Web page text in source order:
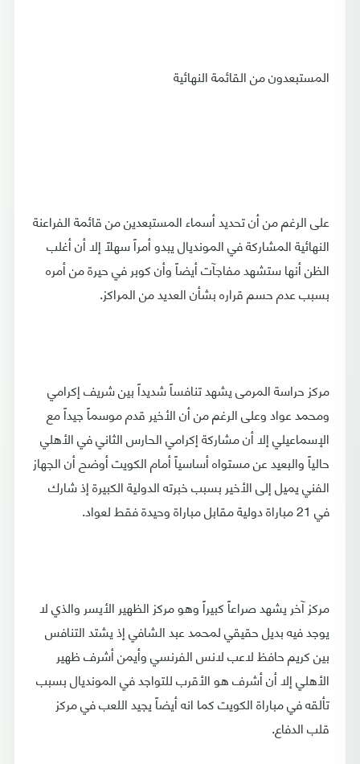
المستبعدون من القائمة النهائية
على الرغم من أن تحديد أسماء المستبعدين من قائمة الفراعنة
النهائية المشاركة في المونديال يبدو أمراً سهلاً إلا أن أغلب
الظن أنها ستشهد مفاجآت أيضاً وأن كوبر في حيرة من أمره
بسبب عدم حسم قراره بشأن العديد من المراكز.
مركز حراسة المرمى يشهد تنافساً شديداً بين شريف إكرامي
ومحمد عواد وعلى الرغم من أن الأخير قدم موسماً جيداً مع
الإسماعيلي إلا أن مشاركة إكرامي الحارس الثاني في الأهلي
حالياً والبعيد عن مستواه أساسياً أمام الكويت أوضح أن الجهاز
الفني يميل إلى الأخير بسبب خبرته الدولية الكبيرة إذ شارك
في 21 مباراة دولية مقابل مباراة وحيدة فقط لعواد.
مركز آخر يشهد صراعاً كبيراً وهو مركز الظهير الأيسر والذي لا
يوجد فيه بديل حقيقي لمحمد عبد الشافي إذ يشتد التنافس
بين كريم حافظ لاعب لانس الفرنسي وأيمن أشرف ظهير
الأهلي إلا أن أشرف هو الأقرب للتواجد في المونديال بسبب
تألقه في مباراة الكويت كما انه أيضاً يجيد اللعب في مركز
قلب الدفاع.